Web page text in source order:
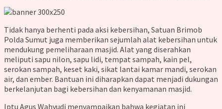
Tidak hanya berhenti pada aksi kebersihan, Satuan Brimob
Polda Sumut juga memberikan sejumlah alat kebersihan untuk
mendukung pemeliharaan masjid. Alat yang diserahkan
meliputi sapu nilon, sapu lidi, tempat sampah, kain pel,
serokan sampah, keset kaki, sikat lantai kamar mandi, serokan
air, dan ember. Bantuan ini diharapkan dapat menjadi dukungan
berkelanjutan bagi kebersihan dan kenyamanan masjid.
Iptu Agus Wahyudi menyampaikan bahwa kegiatan ini